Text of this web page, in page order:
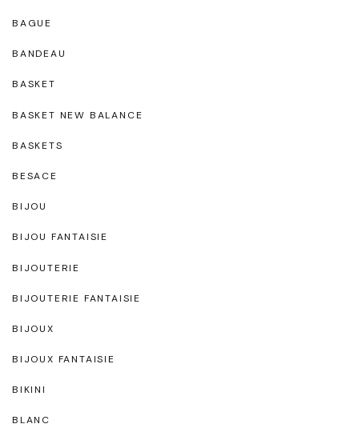
BAGUE
BANDEAU
BASKET
BASKET NEW BALANCE
BASKETS
BESACE
BIJOU
BIJOU FANTAISIE
BIJOUTERIE
BIJOUTERIE FANTAISIE
BIJOUX
BIJOUX FANTAISIE
BIKINI
BLANC